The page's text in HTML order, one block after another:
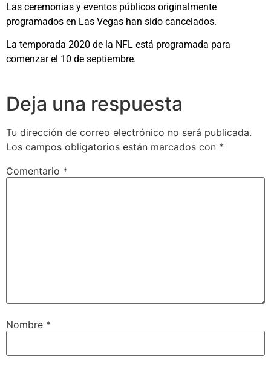
Las ceremonias y eventos públicos originalmente
programados en Las Vegas han sido cancelados.
La temporada 2020 de la NFL está programada para
comenzar el 10 de septiembre.
Deja una respuesta
Tu dirección de correo electrónico no será publicada.
Los campos obligatorios están marcados con *
Comentario *
Nombre *